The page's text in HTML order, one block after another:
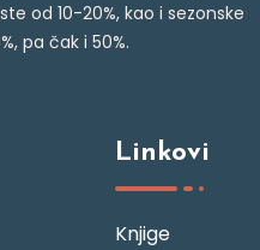
od 10-20%, kao i sezonske
pa čak i 50%.
Linkovi
Knjige